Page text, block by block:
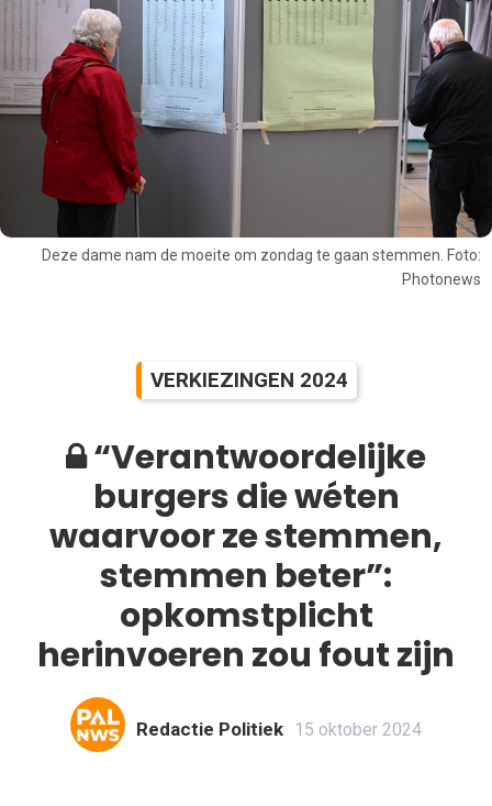
Deze dame nam de moeite om zondag te gaan stemmen. Foto:
Photonews
VERKIEZINGEN 2024
“Verantwoordelijke
burgers die wéten
waarvoor ze stemmen,
stemmen beter”:
opkomstplicht
herinvoeren zou fout zijn
Redactie Politiek 15 oktober 2024